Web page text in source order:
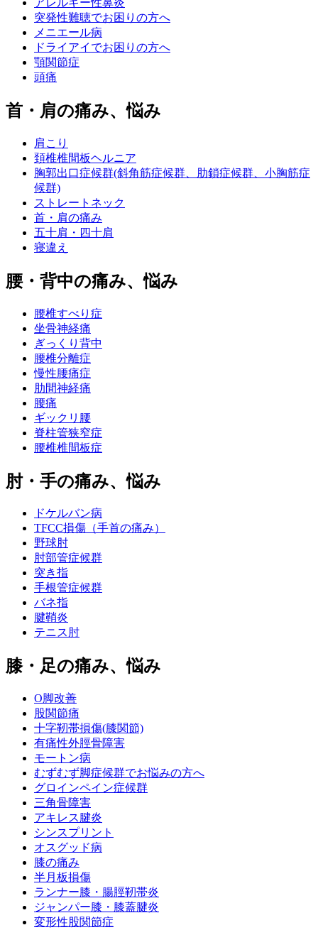
アレルギー性鼻炎
突発性難聴でお困りの方へ
メニエール病
ドライアイでお困りの方へ
顎関節症
頭痛
首・肩の痛み、悩み
肩こり
頚椎椎間板ヘルニア
胸郭出口症候群(斜角筋症候群、肋鎖症候群、小胸筋症
候群)
ストレートネック
首・肩の痛み
五十肩・四十肩
寝違え
腰・背中の痛み、悩み
腰椎すべり症
坐骨神経痛
ぎっくり背中
腰椎分離症
慢性腰痛症
肋間神経痛
腰痛
ギックリ腰
脊柱管狭窄症
腰椎椎間板症
肘・手の痛み、悩み
ドケルバン病
TFCC損傷（手首の痛み）
野球肘
肘部管症候群
突き指
手根管症候群
バネ指
腱鞘炎
テニス肘
膝・足の痛み、悩み
O脚改善
股関節痛
十字靭帯損傷(膝関節)
有痛性外脛骨障害
モートン病
むずむず脚症候群でお悩みの方へ
グロインペイン症候群
三角骨障害
アキレス腱炎
シンスプリント
オスグッド病
膝の痛み
半月板損傷
ランナー膝・腸脛靭帯炎
ジャンパー膝・膝蓋腱炎
変形性股関節症